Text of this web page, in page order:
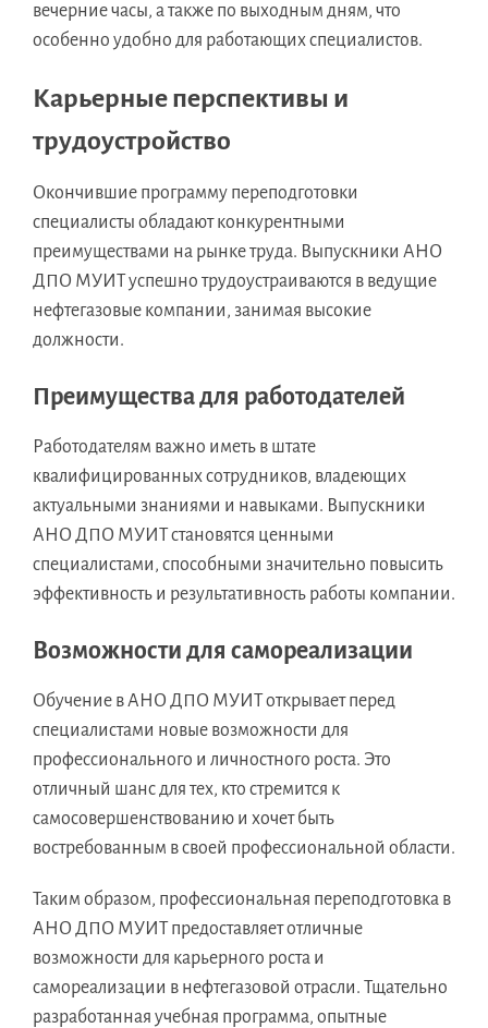
вечерние часы, а также по выходным дням, что
особенно удобно для работающих специалистов.
Карьерные перспективы и
трудоустройство
Окончившие программу переподготовки
специалисты обладают конкурентными
преимуществами на рынке труда. Выпускники АНО
ДПО МУИТ успешно трудоустраиваются в ведущие
нефтегазовые компании, занимая высокие
должности.
Преимущества для работодателей
Работодателям важно иметь в штате
квалифицированных сотрудников, владеющих
актуальными знаниями и навыками. Выпускники
АНО ДПО МУИТ становятся ценными
специалистами, способными значительно повысить
эффективность и результативность работы компании.
Возможности для самореализации
Обучение в АНО ДПО МУИТ открывает перед
специалистами новые возможности для
профессионального и личностного роста. Это
отличный шанс для тех, кто стремится к
самосовершенствованию и хочет быть
востребованным в своей профессиональной области.
Таким образом, профессиональная переподготовка в
АНО ДПО МУИТ предоставляет отличные
возможности для карьерного роста и
самореализации в нефтегазовой отрасли. Тщательно
разработанная учебная программа, опытные